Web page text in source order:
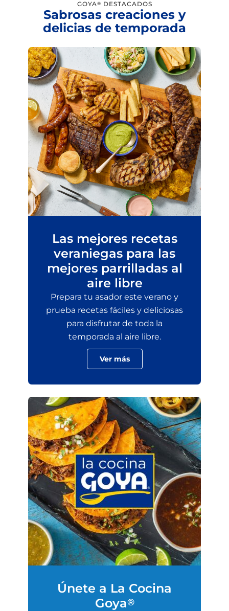
GOYA® DESTACADOS
Sabrosas creaciones y
delicias de temporada
Las mejores recetas
veraniegas para las
mejores parrilladas al
aire libre
Prepara tu asador este verano y
prueba recetas fáciles y deliciosas
para disfrutar de toda la
temporada al aire libre.
Ver más
Únete a La Cocina
Goya®